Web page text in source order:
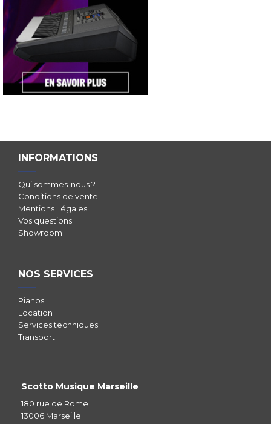
INFORMATIONS
Qui sommes-nous ?
Conditions de vente
Mentions Légales
Vos questions
Showroom
NOS SERVICES
Pianos
Location
Services techniques
Transport
Scotto Musique Marseille
180 rue de Rome
13006 Marseille